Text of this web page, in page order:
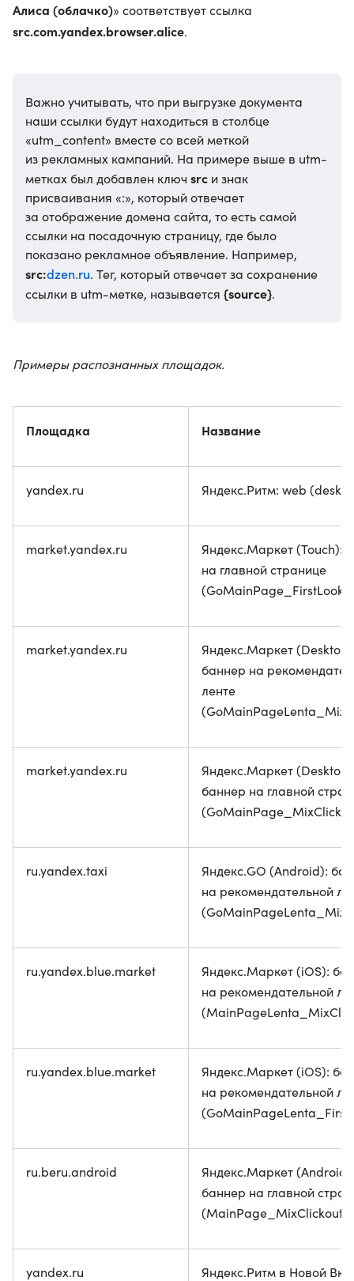
Алиса (облачко)» соответствует ссылка
src.com.yandex.browser.alice.
Важно учитывать, что при выгрузке документа
наши ссылки будут находиться в столбце
«utm_content» вместе со всей меткой
из рекламных кампаний. На примере выше в utm-
метках был добавлен ключ src и знак
присваивания «:», который отвечает
за отображение домена сайта, то есть самой
ссылки на посадочную страницу, где было
показано рекламное объявление. Например,
src:dzen.ru. Тег, который отвечает за сохранение
ссылки в utm-метке, называется {source}.
Примеры распознанных площадок.
Площадка Название
yandex.ru Яндекс.Ритм: web
market.yandex.ru
Яндекс.Маркет (Touch):
на главной странице
(GoMainPage_FirstLook)
market.yandex.ru
Яндекс.Маркет
баннер на
ленте
market.yandex.ru
Яндекс.Маркет
баннер на главной
ru.yandex.taxi
Яндекс.GO (Android):
на рекомендательной
ru.yandex.blue.market
Яндекс.Маркет (iOS):
на рекомендательной
ru.yandex.blue.market
Яндекс.Маркет (iOS):
на рекомендательной
ru.beru.android
Яндекс.Маркет (Android):
баннер на главной
(MainPage_MixClickout)
yandex.ru
Яндекс.Ритм в Новой